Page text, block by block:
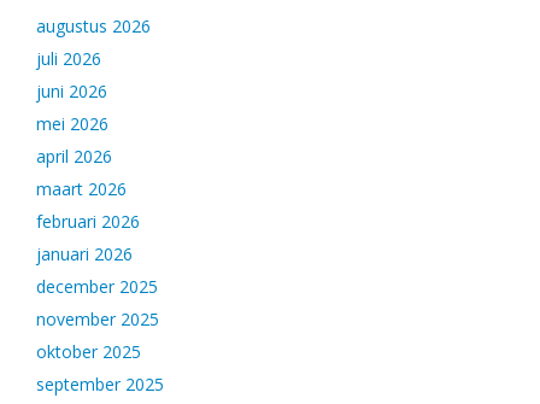
augustus 2026
juli 2026
juni 2026
mei 2026
april 2026
maart 2026
februari 2026
januari 2026
december 2025
november 2025
oktober 2025
september 2025